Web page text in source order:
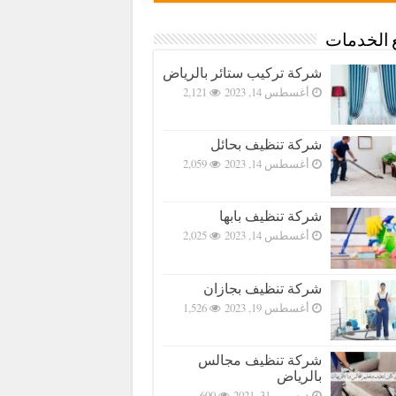
الخدمات
شركة تركيب ستائر بالرياض
أغسطس 14, 2023 2,121
شركة تنظيف بحائل
أغسطس 14, 2023 2,059
شركة تنظيف بابها
أغسطس 14, 2023 2,025
شركة تنظيف بجازان
أغسطس 19, 2023 1,526
شركة تنظيف مجالس
بالرياض